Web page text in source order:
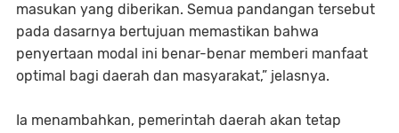
masukan yang diberikan. Semua pandangan tersebut
pada dasarnya bertujuan memastikan bahwa
penyertaan modal ini benar-benar memberi manfaat
optimal bagi daerah dan masyarakat,” jelasnya.
Ia menambahkan, pemerintah daerah akan tetap